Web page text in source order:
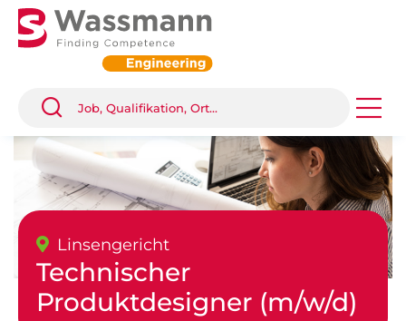
Linsengericht
Technischer
Produktdesigner (m/w/d)